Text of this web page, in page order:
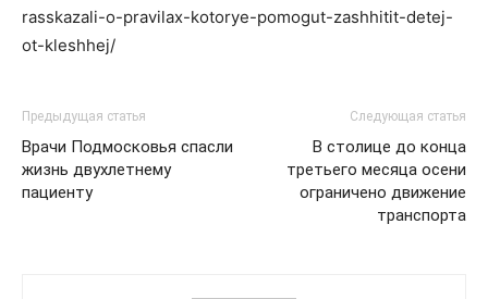
rasskazali-o-pravilax-kotorye-pomogut-zashhitit-detej-
ot-kleshhej/
Предыдущая статья
Врачи Подмосковья спасли
жизнь двухлетнему
пациенту
Следующая статья
В столице до конца
третьего месяца осени
ограничено движение
транспорта